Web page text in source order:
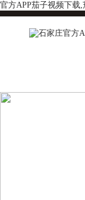
官方APP茄子视频下载